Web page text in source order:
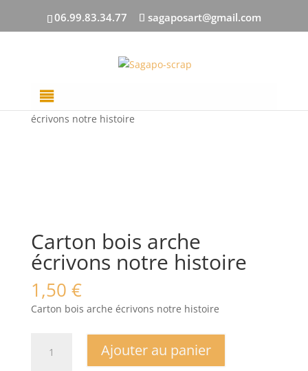
06.99.83.34.77 sagaposart@gmail.com
Accueil
écrivons notre histoire
Carton bois arche
écrivons notre histoire
1,50 €
Carton bois arche écrivons notre histoire
Ajouter au panier